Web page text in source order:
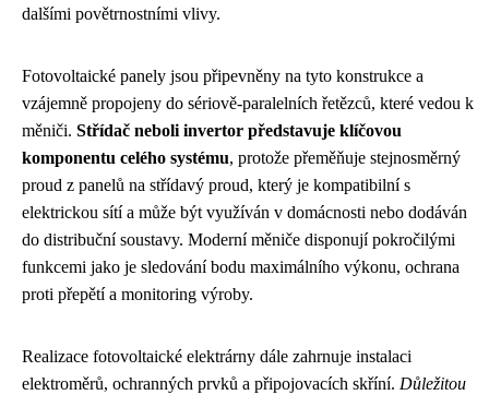
dalšími povětrnostními vlivy.
Fotovoltaické panely jsou připevněny na tyto konstrukce a
vzájemně propojeny do sériově-paralelních řetězců, které vedou k
měniči. Střídač neboli invertor představuje klíčovou
komponentu celého systému, protože přeměňuje stejnosměrný
proud z panelů na střídavý proud, který je kompatibilní s
elektrickou sítí a může být využíván v domácnosti nebo dodáván
do distribuční soustavy. Moderní měniče disponují pokročilými
funkcemi jako je sledování bodu maximálního výkonu, ochrana
proti přepětí a monitoring výroby.
Realizace fotovoltaické elektrárny dále zahrnuje instalaci
elektroměrů, ochranných prvků a připojovacích skříní. Důležitou